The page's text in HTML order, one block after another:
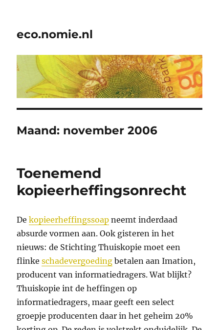
eco.nomie.nl
Maand: november 2006
Toenemend
kopieerheffingsonrecht
Dekopieerheffingssoap neemt inderdaad
absurde vormen aan. Ook gisteren in het
nieuws: de Stichting Thuiskopie moet een
flinkeschadevergoeding betalen aan Imation,
producent van informatiedragers. Wat blijkt?
Thuiskopie int de heffingen op
informatiedragers, maar geeft een select
groepje producenten daar in het geheim 20%